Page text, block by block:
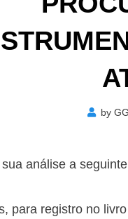
by
análise a
para registro no